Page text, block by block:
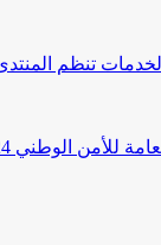
تنظم
للأمن الوطني 2024